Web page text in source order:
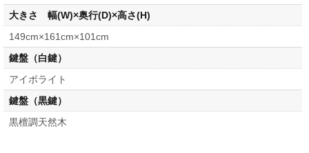
大きさ 幅(W)×奥行(D)×高さ(H)
149cm×161cm×101cm
鍵盤（白鍵）
アイボライト
鍵盤（黒鍵）
黒檀調天然木